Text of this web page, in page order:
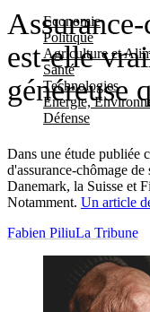
Economie
Politique
Agriculture et
Santé
Technologies
Energie,
Défense
est-elle
généreuse
Dans une étude publiée
d'assurance-chômage
Danemark, la Suisse et
Notamment. Un article
Fabien PiliuLa Tribune